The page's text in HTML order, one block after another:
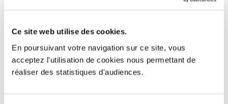
Ce site web utilise des cookies.
En poursuivant votre navigation sur ce site, vous
acceptez l'utilisation de cookies nous permettant de
réaliser des statistiques d'audiences.
Transport – mise en marché
Abattoir